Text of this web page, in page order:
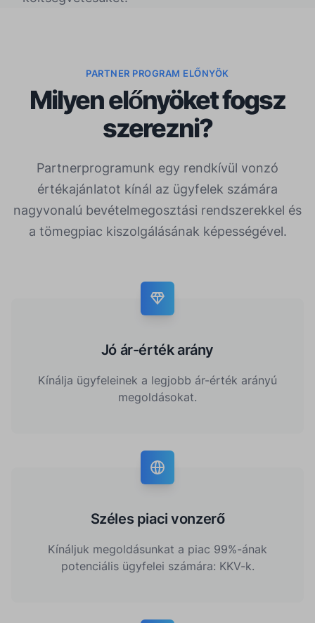
PARTNER PROGRAM ELŐNYÖK
Milyen előnyöket fogsz
szerezni?
Partnerprogramunk egy rendkívül vonzó
értékajánlatot kínál az ügyfelek számára
nagyvonalú bevételmegosztási rendszerekkel és
a tömegpiac kiszolgálásának képességével.
Jó ár-érték arány
Kínálja ügyfeleinek a legjobb ár-érték arányú
megoldásokat.
Széles piaci vonzerő
Kínáljuk megoldásunkat a piac 99%-ának
potenciális ügyfelei számára: KKV-k.